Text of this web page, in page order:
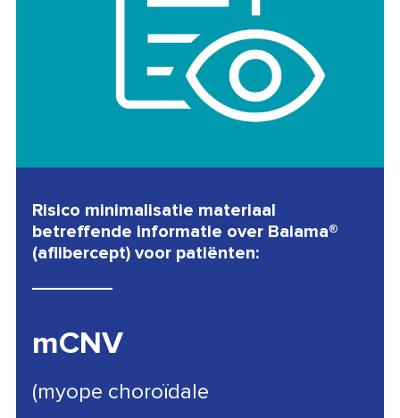
Risico minimalisatie materiaal
betreffende informatie over Baiama®
(aflibercept) voor patiënten:
mCNV
(myope choroïdale